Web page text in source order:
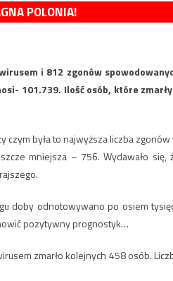
POLONIA!
i 812 zgonów
101.739. Ilość osób, które
czym była to najwyższa liczba
mniejsza – 756. Wydawało się,
doby odnotowywano po osiem
pozytywny prognostyk…
zmarło kolejnych 458 osób.